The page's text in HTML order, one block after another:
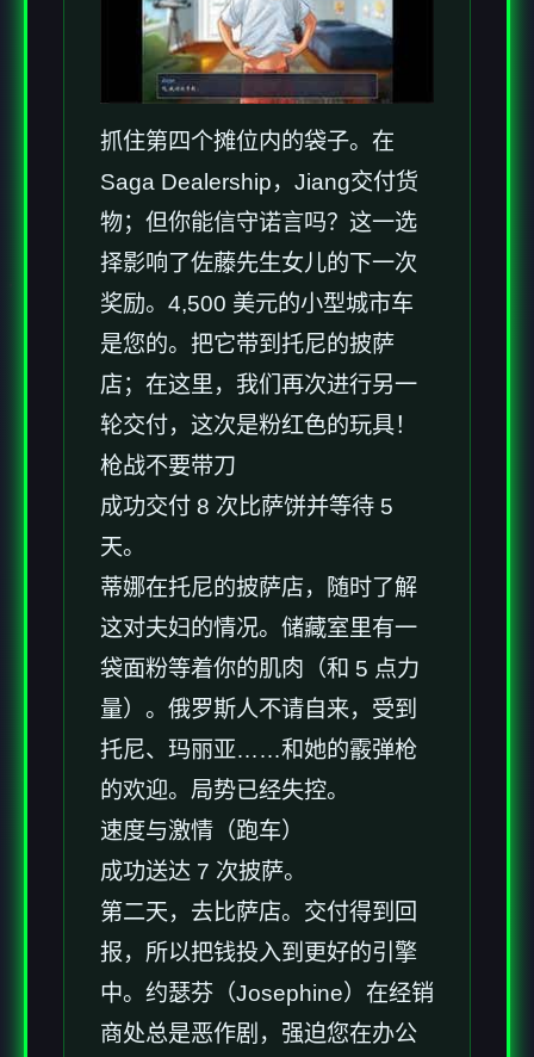
抓住第四个摊位内的袋子。在
Saga Dealership，Jiang交付货
物；但你能信守诺言吗？这一选
择影响了佐藤先生女儿的下一次
奖励。4,500 美元的小型城市车
是您的。把它带到托尼的披萨
店；在这里，我们再次进行另一
轮交付，这次是粉红色的玩具！
枪战不要带刀
成功交付 8 次比萨饼并等待 5
天。
蒂娜在托尼的披萨店，随时了解
这对夫妇的情况。储藏室里有一
袋面粉等着你的肌肉（和 5 点力
量）。俄罗斯人不请自来，受到
托尼、玛丽亚……和她的霰弹枪
的欢迎。局势已经失控。
速度与激情（跑车）
成功送达 7 次披萨。
第二天，去比萨店。交付得到回
报，所以把钱投入到更好的引擎
中。约瑟芬（Josephine）在经销
商处总是恶作剧，强迫您在办公